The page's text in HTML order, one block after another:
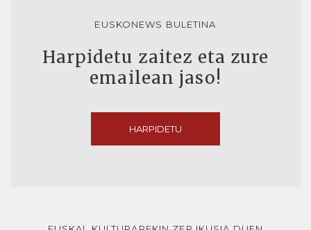
EUSKONEWS BULETINA
Harpidetu zaitez eta zure
emailean jaso!
HARPIDETU